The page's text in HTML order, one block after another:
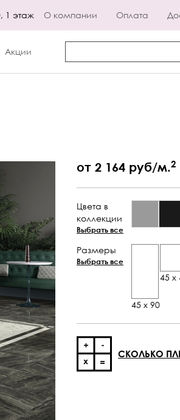
1 этаж О компании Оплата
Акции
от 2 164 руб/м.2
Цвета в
коллекции
Выбрать все
Размеры
Выбрать все
45 x 90
45 x
СКОЛЬКО